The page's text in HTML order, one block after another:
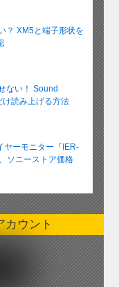
？ XM5と端子形状を
ない！ Sound
読み上げる方法
ヤーモニター『IER-
ソニーストア価格
カウント